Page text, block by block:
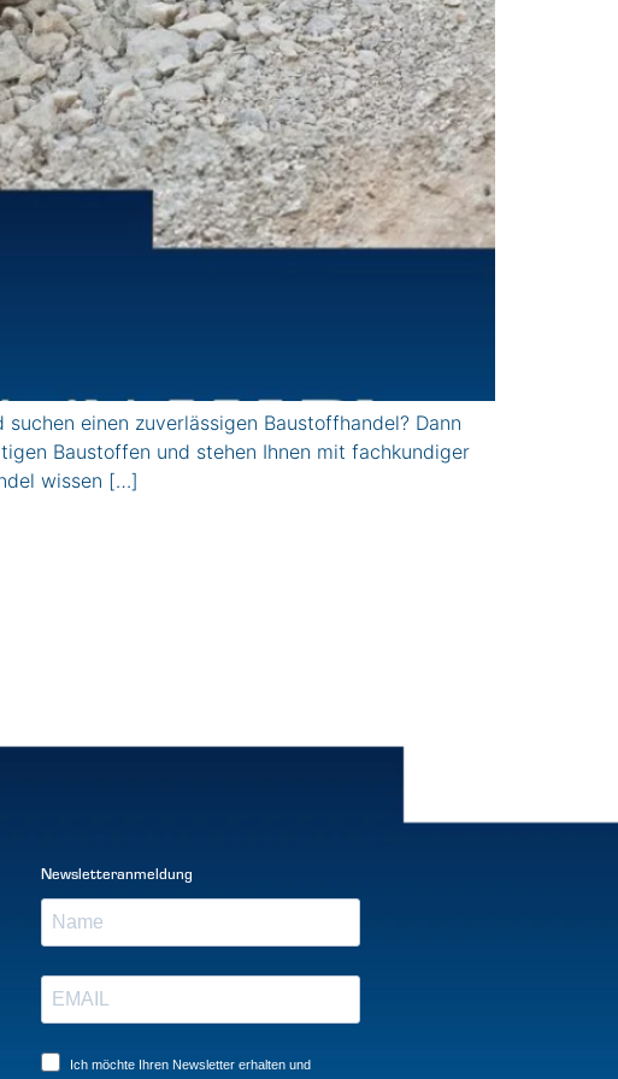
einen zuverlässigen Baustoffhandel? Dann
Baustoffen und stehen Ihnen mit fachkundiger
wissen […]
Newsletteranmeldung
Ich möchte Ihren Newsletter erhalten und